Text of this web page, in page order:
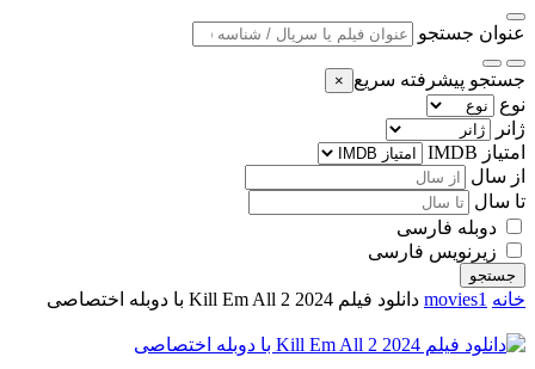
عنوان جستجو
جستجو پیشرفته سریع ×
نوع
ژانر
امتیاز IMDB
از سال
تا سال
دوبله فارسی
زیرنویس فارسی
جستجو
خانه movies1 دانلود فیلم Kill Em All 2 2024 با دوبله اختصاصی